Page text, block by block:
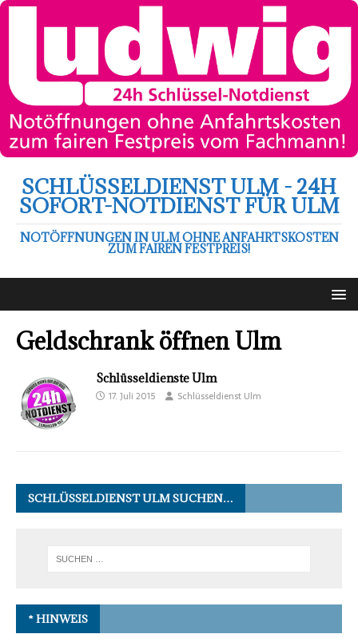
SCHLÜSSELDIENST ULM - 24H
SOFORT-NOTDIENST FÜR ULM
NOTÖFFNUNGEN IN ULM OHNE ANFAHRTSKOSTEN
ZUM FAIREN FESTPREIS!
Geldschrank öffnen Ulm
Schlüsseldienste Ulm
17. Juli 2015 Schlüsseldienst Ulm
SCHLÜSSELDIENST ULM SUCHEN…
* HINWEIS